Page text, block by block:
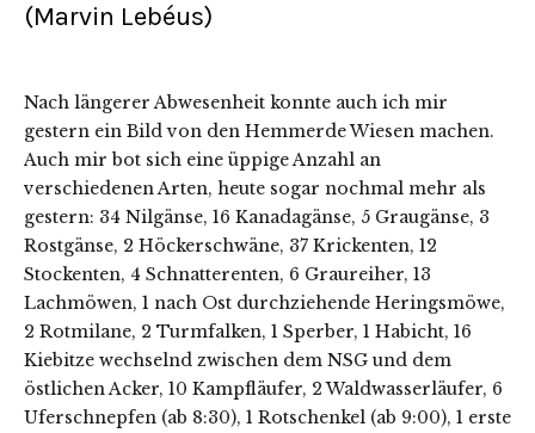
(Marvin Lebéus)
Nach längerer Abwesenheit konnte auch ich mir
gestern ein Bild von den Hemmerde Wiesen machen.
Auch mir bot sich eine üppige Anzahl an
verschiedenen Arten, heute sogar nochmal mehr als
gestern: 34 Nilgänse, 16 Kanadagänse, 5 Graugänse, 3
Rostgänse, 2 Höckerschwäne, 37 Krickenten, 12
Stockenten, 4 Schnatterenten, 6 Graureiher, 13
Lachmöwen, 1 nach Ost durchziehende Heringsmöwe,
2 Rotmilane, 2 Turmfalken, 1 Sperber, 1 Habicht, 16
Kiebitze wechselnd zwischen dem NSG und dem
östlichen Acker, 10 Kampfläufer, 2 Waldwasserläufer, 6
Uferschnepfen (ab 8:30), 1 Rotschenkel (ab 9:00), 1 erste